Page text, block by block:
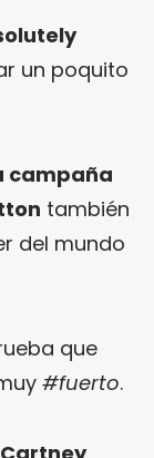
un poquito
campaña
también
del mundo
que
#fuerto.